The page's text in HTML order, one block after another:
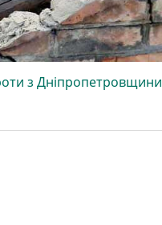
з Дніпропетровщини